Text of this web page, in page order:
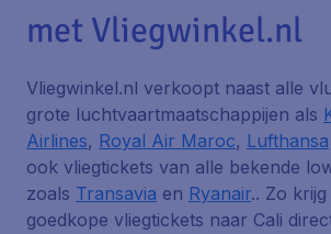
met Vliegwinkel.nl
Vliegwinkel.nl verkoopt naast alle
grote luchtvaartmaatschappijen als
Airlines, Royal Air Maroc, Lufthansa
ook vliegtickets van alle bekende
zoals Transavia en Ryanair.. Zo krijg
goedkope vliegtickets naar Cali